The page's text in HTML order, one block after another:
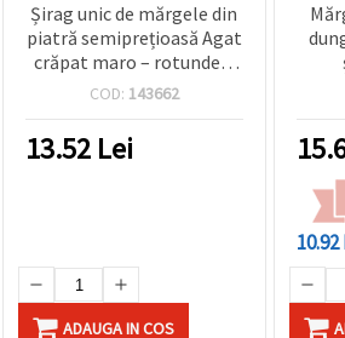
Șirag unic de mărgele din
piatră semiprețioasă Agat
crăpat maro – rotunde 6
mm, ±65 buc., pentru
creative & artistice
COD: 143662
13.52 Lei
ADAUGA IN COS